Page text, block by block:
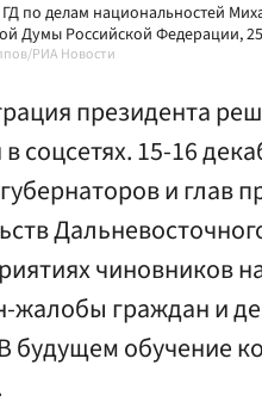
по делам национальностей
Думы Российской Федерации,
РИА Новости
президента
соцсетях. 15-16
и глав
чиновников
жалобы граждан и
будущем обучение